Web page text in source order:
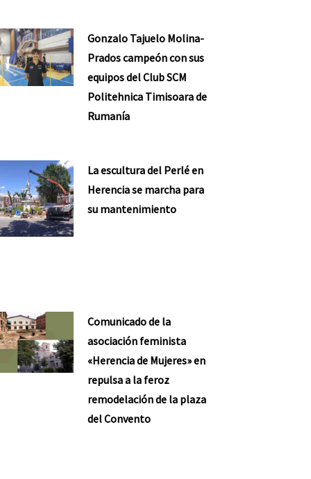
Gonzalo Tajuelo Molina-
Prados campeón con sus
equipos del Club SCM
Politehnica Timisoara de
Rumanía
La escultura del Perlé en
Herencia se marcha para
su mantenimiento
Comunicado de la
asociación feminista
«Herencia de Mujeres» en
repulsa a la feroz
remodelación de la plaza
del Convento